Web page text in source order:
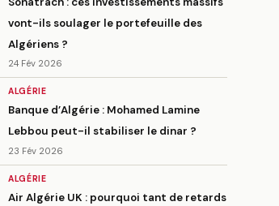
vont-ils soulager le portefeuille des
Algériens ?
24 Fév 2026
ALGÉRIE
Banque d’Algérie : Mohamed Lamine
Lebbou peut-il stabiliser le dinar ?
23 Fév 2026
ALGÉRIE
Air Algérie UK : pourquoi tant de retards